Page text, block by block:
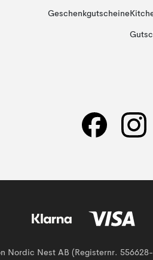
Geschenkgutscheine
Nordic Nest AB (Registernr.